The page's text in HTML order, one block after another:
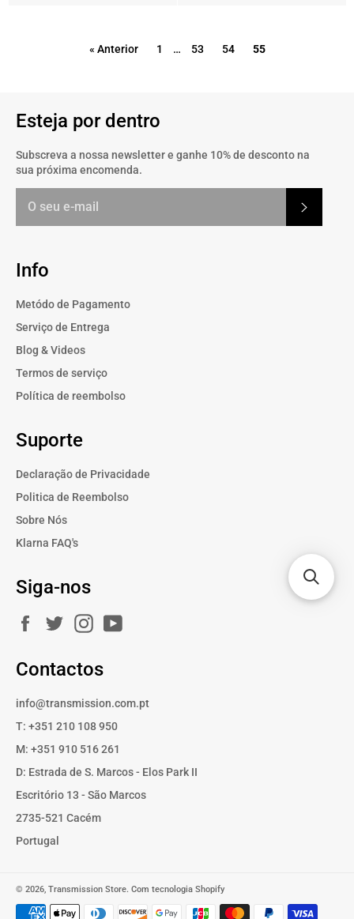
« Anterior 1 … 53 54 55
Esteja por dentro
Subscreva a nossa newsletter e ganhe 10% de desconto na
sua próxima encomenda.
Info
Metódo de Pagamento
Serviço de Entrega
Blog & Videos
Termos de serviço
Política de reembolso
Suporte
Declaração de Privacidade
Politica de Reembolso
Sobre Nós
Klarna FAQ's
Siga-nos
FacebookTwitterInstagram
Contactos
info@transmission.com.pt
T: +351 210 108 950
M: +351 910 516 261
D: Estrada de S. Marcos - Elos Park II
Escritório 13 - São Marcos
2735-521 Cacém
Portugal
© 2026, Transmission Store. Com tecnologia Shopify
Métodos